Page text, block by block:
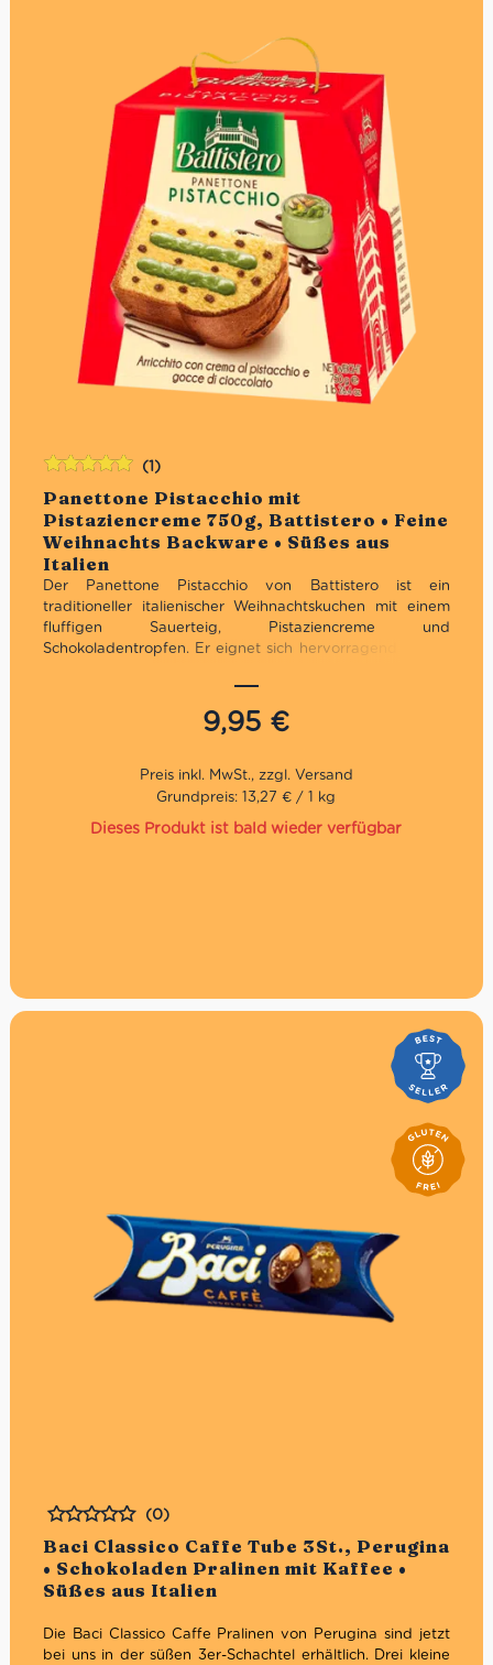
Panettone Pistacchio mit
Pistaziencreme 750g, Battistero • Feine
Weihnachts Backware • Süßes aus
Italien
(1)
Der Panettone Pistacchio von Battistero ist ein
traditioneller italienischer Weihnachtskuchen mit einem
fluffigen Sauerteig, Pistaziencreme und
Schokoladentropfen. Er eignet sich hervorragend für die
kleine Versuchung zwischendurch. Ideal für Pistazienfans
und für diejenigen, die eine Abwechslung zum
klassischen Panettone mit Rosinen und kandierten
Traditionelles Geschenk zu Weihnachten
Direkt aus Italien
9,95 €
mit5.00von
5
Grundpreis: 13,27 € / 1 kg
Dieses Produkt ist bald wieder verfügbar
Baci Classico Caffe Tube 3St., Perugina
• Schokoladen Pralinen mit Kaffee •
Süßes aus Italien
Bewertet
(0)
Die Baci Classico Caffe Pralinen von Perugina sind jetzt
bei uns in der süßen 3er-Schachtel erhältlich. Drei kleine